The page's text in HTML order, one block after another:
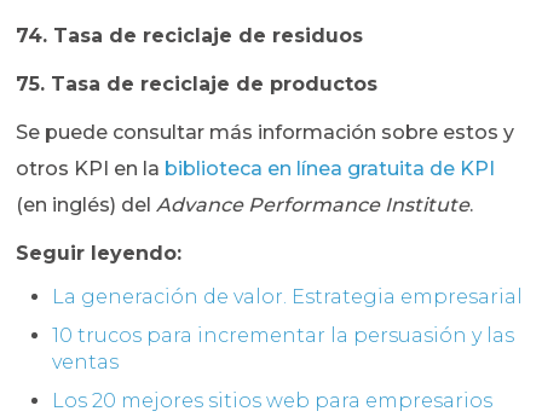
74. Tasa de reciclaje de residuos
75. Tasa de reciclaje de productos
Se puede consultar más información sobre estos y
otros KPI en la biblioteca en línea gratuita de KPI
(en inglés) del Advance Performance Institute.
Seguir leyendo:
La generación de valor. Estrategia empresarial
10 trucos para incrementar la persuasión y las
ventas
Los 20 mejores sitios web para empresarios